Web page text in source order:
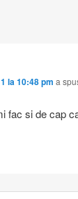
la 10:48 pm a
fac si de cap